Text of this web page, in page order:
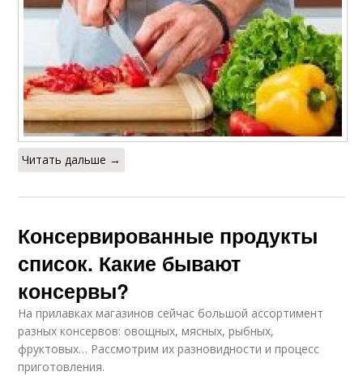
Читать дальше →
Консервированные продукты
список. Какие бывают
консервы?
На прилавках магазинов сейчас большой ассортимент
разных консервов: овощных, мясных, рыбных,
фруктовых… Рассмотрим их разновидности и процесс
приготовления.